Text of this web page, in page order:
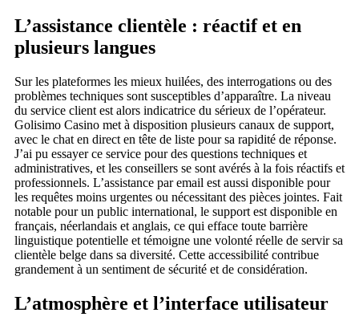
L’assistance clientèle : réactif et en
plusieurs langues
Sur les plateformes les mieux huilées, des interrogations ou des
problèmes techniques sont susceptibles d’apparaître. La niveau
du service client est alors indicatrice du sérieux de l’opérateur.
Golisimo Casino met à disposition plusieurs canaux de support,
avec le chat en direct en tête de liste pour sa rapidité de réponse.
J’ai pu essayer ce service pour des questions techniques et
administratives, et les conseillers se sont avérés à la fois réactifs et
professionnels. L’assistance par email est aussi disponible pour
les requêtes moins urgentes ou nécessitant des pièces jointes. Fait
notable pour un public international, le support est disponible en
français, néerlandais et anglais, ce qui efface toute barrière
linguistique potentielle et témoigne une volonté réelle de servir sa
clientèle belge dans sa diversité. Cette accessibilité contribue
grandement à un sentiment de sécurité et de considération.
L’atmosphère et l’interface utilisateur